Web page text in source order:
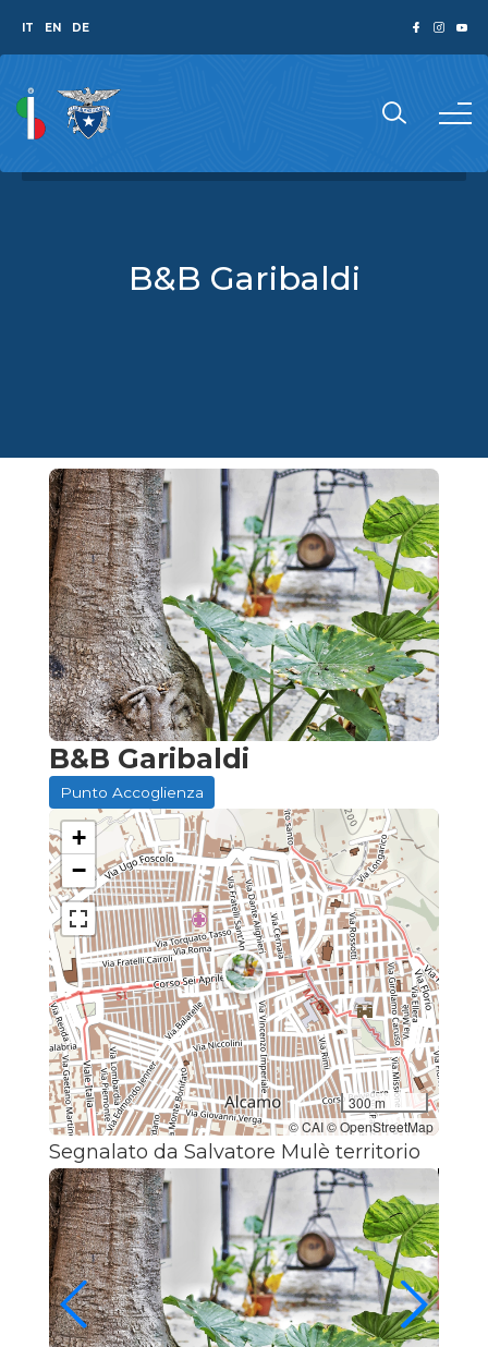
DE
EN
IT
B&B Garibaldi
B&B Garibaldi
Punto Accoglienza
+
−
300 m
© CAI © OpenStreetMap
Segnalato da Salvatore Mulè territorio